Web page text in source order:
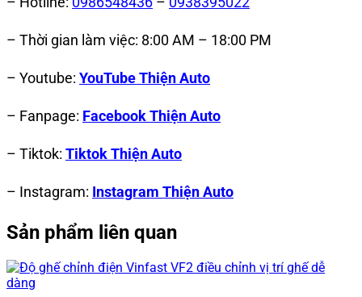
– Thời gian làm việc: 8:00 AM – 18:00 PM
– Youtube: YouTube Thiện Auto
– Fanpage: Facebook Thiện Auto
– Tiktok: Tiktok Thiện Auto
– Instagram: Instagram Thiện Auto
Sản phẩm liên quan